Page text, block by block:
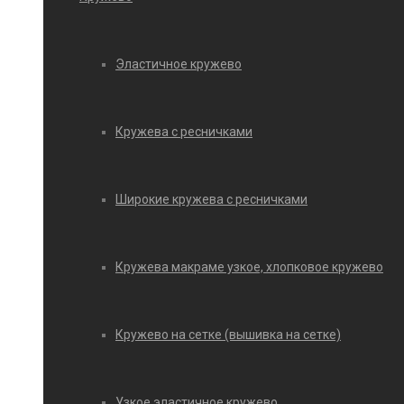
Эластичное кружево
Кружева с ресничками
Широкие кружева с ресничками
Кружева макраме узкое, хлопковое кружево
Кружево на сетке (вышивка на сетке)